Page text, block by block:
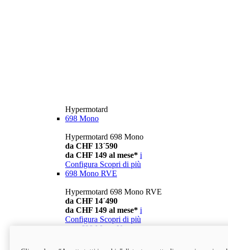
Hypermotard
698 Mono
Hypermotard 698 Mono
da CHF 13´590
da CHF 149 al mese* i
Configura Scopri di più
698 Mono RVE
Hypermotard 698 Mono RVE
da CHF 14´490
da CHF 149 al mese* i
Configura Scopri di più
698 Mono Nera
Hypermotard 698 Mono Nera